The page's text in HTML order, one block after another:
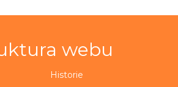
webu
Historie